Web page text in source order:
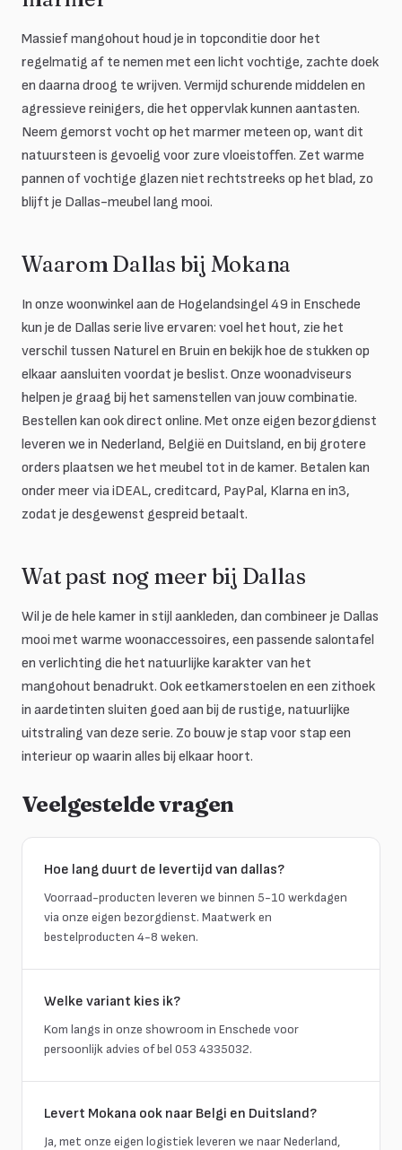
Massief mangohout houd je in topconditie door het
regelmatig af te nemen met een licht vochtige, zachte doek
en daarna droog te wrijven. Vermijd schurende middelen en
agressieve reinigers, die het oppervlak kunnen aantasten.
Neem gemorst vocht op het marmer meteen op, want dit
natuursteen is gevoelig voor zure vloeistoffen. Zet warme
pannen of vochtige glazen niet rechtstreeks op het blad, zo
blijft je Dallas-meubel lang mooi.
Waarom Dallas bij Mokana
In onze woonwinkel aan de Hogelandsingel 49 in Enschede
kun je de Dallas serie live ervaren: voel het hout, zie het
verschil tussen Naturel en Bruin en bekijk hoe de stukken op
elkaar aansluiten voordat je beslist. Onze woonadviseurs
helpen je graag bij het samenstellen van jouw combinatie.
Bestellen kan ook direct online. Met onze eigen bezorgdienst
leveren we in Nederland, België en Duitsland, en bij grotere
orders plaatsen we het meubel tot in de kamer. Betalen kan
onder meer via iDEAL, creditcard, PayPal, Klarna en in3,
zodat je desgewenst gespreid betaalt.
Wat past nog meer bij Dallas
Wil je de hele kamer in stijl aankleden, dan combineer je Dallas
mooi met warme woonaccessoires, een passende salontafel
en verlichting die het natuurlijke karakter van het
mangohout benadrukt. Ook eetkamerstoelen en een zithoek
in aardetinten sluiten goed aan bij de rustige, natuurlijke
uitstraling van deze serie. Zo bouw je stap voor stap een
interieur op waarin alles bij elkaar hoort.
Veelgestelde vragen
Hoe lang duurt de levertijd van dallas?
Voorraad-producten leveren we binnen 5-10 werkdagen
via onze eigen bezorgdienst. Maatwerk en
bestelproducten 4-8 weken.
Welke variant kies ik?
Kom langs in onze showroom in Enschede voor
persoonlijk advies of bel 053 4335032.
Levert Mokana ook naar Belgi en Duitsland?
Ja, met onze eigen logistiek leveren we naar Nederland,